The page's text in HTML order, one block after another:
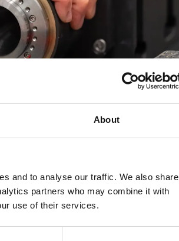
About
and to analyse our traffic. We also share
partners who may combine it with
use of their services.